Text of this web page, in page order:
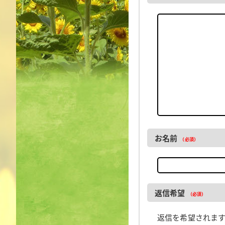
お名前 （必須）
返信希望 （必須）
返信を希望されま